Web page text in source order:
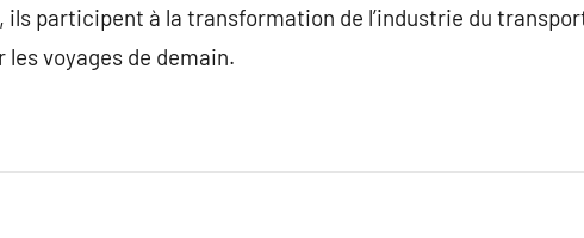
participent à la transformation de l’industrie du
voyages de demain.